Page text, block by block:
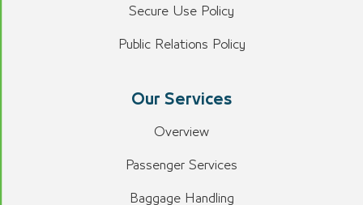
Secure Use Policy
Public Relations Policy
Our Services
Overview
Passenger Services
Baggage Handling